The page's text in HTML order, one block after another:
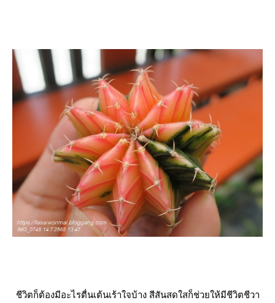
ชีวิตก็ต้องมีอะไรตื่นเต้นเร้าใจบ้าง สีสันสดใสก็ช่วยให้มีชีวิตชีวา